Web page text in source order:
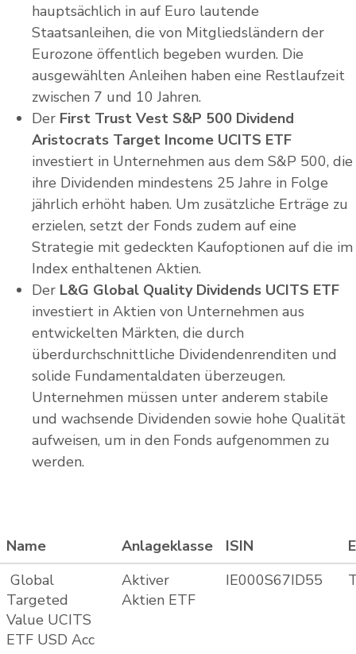
hauptsächlich in auf Euro lautende
Staatsanleihen, die von Mitgliedsländern der
Eurozone öffentlich begeben wurden. Die
ausgewählten Anleihen haben eine Restlaufzeit
zwischen 7 und 10 Jahren.
Der First Trust Vest S&P 500 Dividend
Aristocrats Target Income UCITS ETF
investiert in Unternehmen aus dem S&P 500, die
ihre Dividenden mindestens 25 Jahre in Folge
jährlich erhöht haben. Um zusätzliche Erträge zu
erzielen, setzt der Fonds zudem auf eine
Strategie mit gedeckten Kaufoptionen auf die im
Index enthaltenen Aktien.
Der L&G Global Quality Dividends UCITS ETF
investiert in Aktien von Unternehmen aus
entwickelten Märkten, die durch
überdurchschnittliche Dividendenrenditen und
solide Fundamentaldaten überzeugen.
Unternehmen müssen unter anderem stabile
und wachsende Dividenden sowie hohe Qualität
aufweisen, um in den Fonds aufgenommen zu
werden.
Name Anlageklasse ISIN
Global
Targeted
Value UCITS
ETF USD Acc
Aktiver
Aktien ETF
IE000S67ID55